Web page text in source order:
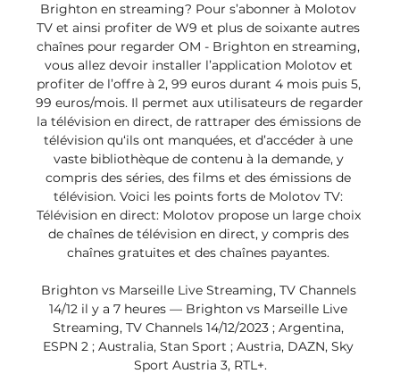
Brighton en streaming? Pour s’abonner à Molotov
TV et ainsi profiter de W9 et plus de soixante autres
chaînes pour regarder OM - Brighton en streaming,
vous allez devoir installer l’application Molotov et
profiter de l’offre à 2, 99 euros durant 4 mois puis 5,
99 euros/mois. Il permet aux utilisateurs de regarder
la télévision en direct, de rattraper des émissions de
télévision qu‘ils ont manquées, et d’accéder à une
vaste bibliothèque de contenu à la demande, y
compris des séries, des films et des émissions de
télévision. Voici les points forts de Molotov TV:
Télévision en direct: Molotov propose un large choix
de chaînes de télévision en direct, y compris des
chaînes gratuites et des chaînes payantes.
Brighton vs Marseille Live Streaming, TV Channels
14/12 il y a 7 heures — Brighton vs Marseille Live
Streaming, TV Channels 14/12/2023 ; Argentina,
ESPN 2 ; Australia, Stan Sport ; Austria, DAZN, Sky
Sport Austria 3, RTL+.